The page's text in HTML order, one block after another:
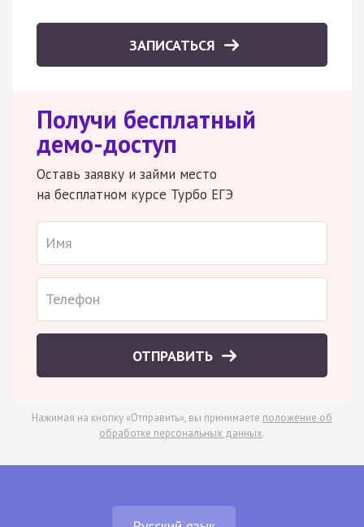
ЗАПИСАТЬСЯ
Получи бесплатный
демо-доступ
Оставь заявку и займи место
на бесплатном курсе Турбо ЕГЭ
ОТПРАВИТЬ
Нажимая на кнопку «Отправить», вы принимаете положение об
обработке персональных данных.